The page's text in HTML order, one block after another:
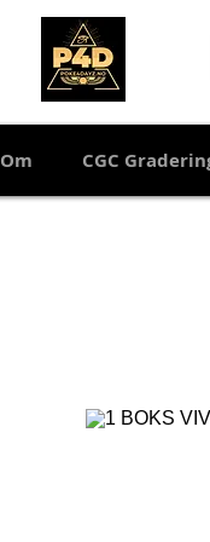
Om CGC